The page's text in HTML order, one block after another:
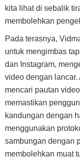
kita lihat di sebalik
membolehkan
Pada terasnya,
untuk mengimbas
dan Instagram,
video dengan
mencari pautan
memastikan
kandungan dengan
menggunakan
sambungan dengan
membolehkan muat